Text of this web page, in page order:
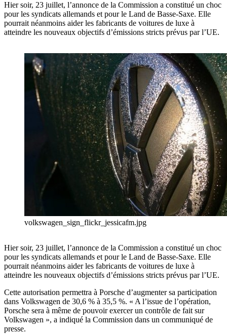
Hier soir, 23 juillet, l’annonce de la Commission a constitué un choc
pour les syndicats allemands et pour le Land de Basse-Saxe. Elle
pourrait néanmoins aider les fabricants de voitures de luxe à
atteindre les nouveaux objectifs d’émissions stricts prévus par l’UE.
volkswagen_sign_flickr_jessicafm.jpg
Hier soir, 23 juillet, l’annonce de la Commission a constitué un choc
pour les syndicats allemands et pour le Land de Basse-Saxe. Elle
pourrait néanmoins aider les fabricants de voitures de luxe à
atteindre les nouveaux objectifs d’émissions stricts prévus par l’UE.
Cette autorisation permettra à Porsche d’augmenter sa participation
dans Volkswagen de 30,6 % à 35,5 %. « A l’issue de l’opération,
Porsche sera à même de pouvoir exercer un contrôle de fait sur
Volkswagen », a indiqué la Commission dans un communiqué de
presse.